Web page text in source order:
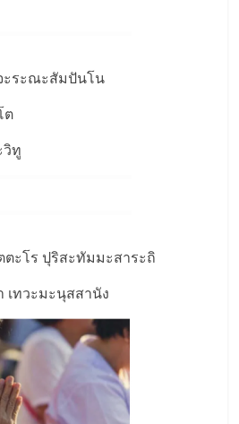
ะระณะสัมปันโน
ต
วิทู
ะโร ปุริสะทัมมะสาระถิ
เทวะมะนุสสานัง